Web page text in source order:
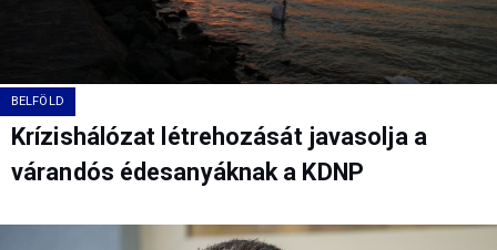
BELFÖLD
Krízishálózat létrehozását javasolja a
várandós édesanyáknak a KDNP